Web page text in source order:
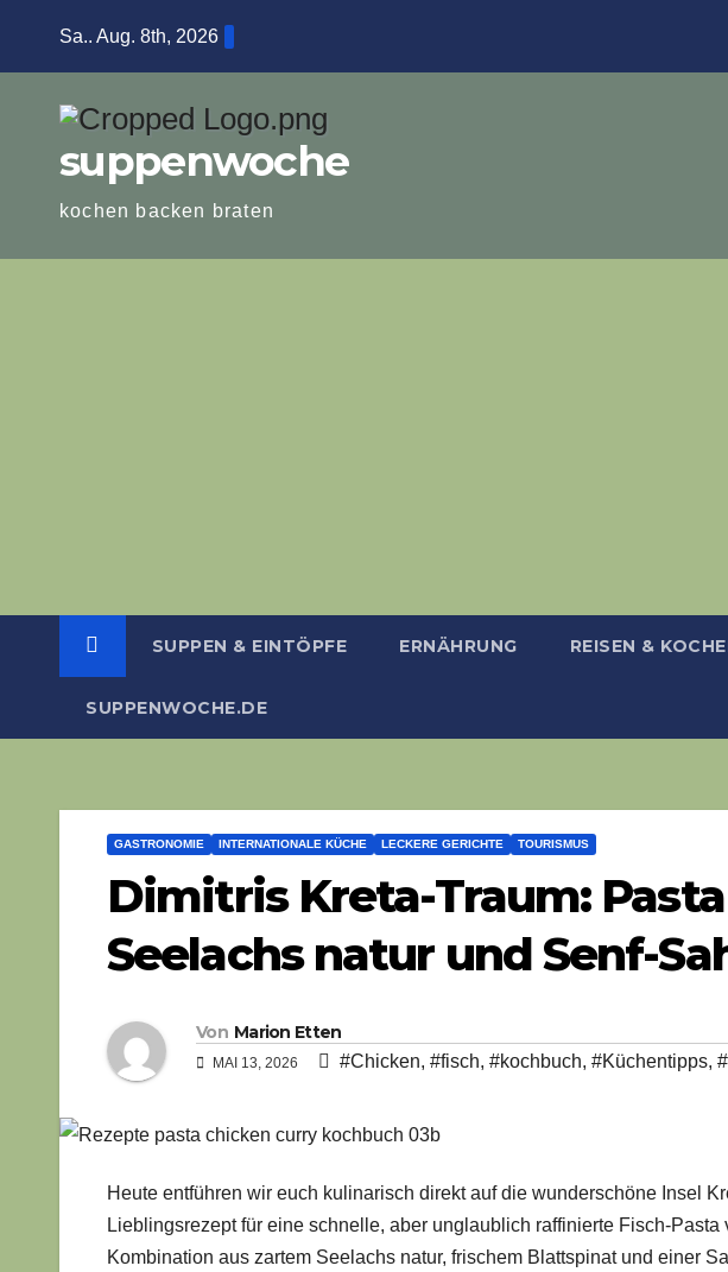
Sa.. Aug. 8th, 2026
suppenwoche
kochen backen braten
SUPPEN & EINTÖPFE ERNÄHRUNG REISEN &
SUPPENWOCHE.DE
GASTRONOMIE INTERNATIONALE KÜCHE LECKERE GERICHTE TOURISMUS
Dimitris Kreta-Traum:
Seelachs natur und Senf-
Von Marion Etten
MAI 13, 2026 #Chicken, #fisch, #kochbuch, #Küchentipps,
Heute entführen wir euch kulinarisch direkt auf die wunderschöne Insel
Lieblingsrezept für eine schnelle, aber unglaublich raffinierte Fisch-
Kombination aus zartem Seelachs natur, frischem Blattspinat und einer